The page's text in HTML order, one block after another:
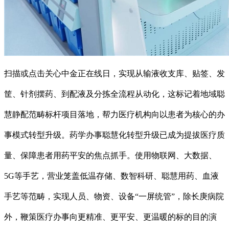
扫描或点击关心中金正在线日，实现从输液收支库、贴签、发
筐、针剂摆药、到配液及分拣全流程从动化，这标记着地域聪
慧静配范畴标杆项目落地，帮力医疗机构向以患者为核心的办
事模式转型升级。药学办事聪慧化转型升级已成为提拔医疗质
量、保障患者用药平安的焦点抓手。使用物联网、大数据、
5G等手艺，营业笼盖低温存储、数智科研、聪慧用药、血液
手艺等范畴，实现人员、物资、设备“一屏统管”，除长庚病院
外，鞭策医疗办事向更精准、更平安、更温暖的标的目的演